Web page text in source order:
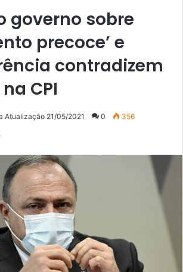
governo sobre
precoce’ e
contradizem
CPI
Atualização 21/05/2021 0 356